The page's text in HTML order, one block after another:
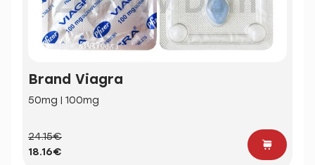
Brand Viagra
50mg | 100mg
24.15€
18.16€